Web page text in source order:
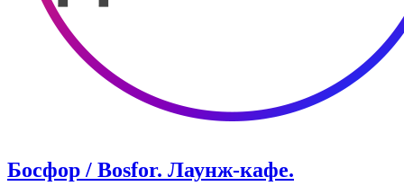
Босфор / Bosfor. ​Лаунж-кафе.